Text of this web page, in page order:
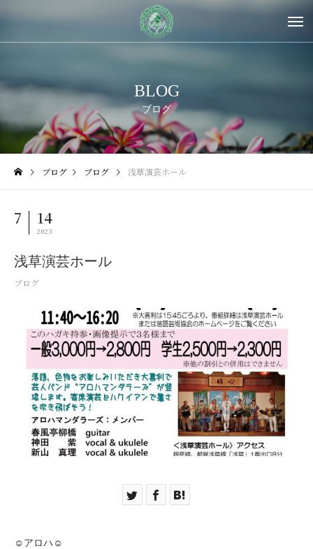
BLOG
ブログ
ブログ ブログ 浅草演芸ホール
7 14
2023
浅草演芸ホール
ブログ
☺︎アロハ☺︎